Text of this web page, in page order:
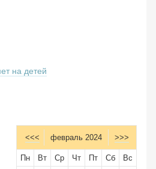
на детей
<<< февраль 2024 >>>
Пн Вт Ср Чт Пт Сб
Вс